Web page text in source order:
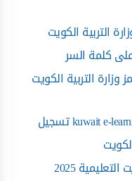
التربية الكويت
كلمة السر
التربية الكويت
2025